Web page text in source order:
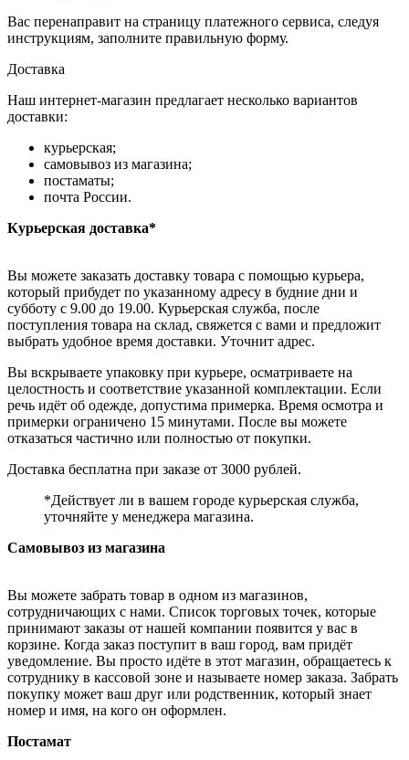
Вас перенаправит на страницу платежного сервиса, следуя
инструкциям, заполните правильную форму.
Доставка
Наш интернет-магазин предлагает несколько вариантов
доставки:
курьерская;
самовывоз из магазина;
постаматы;
почта России.
Курьерская доставка*
Вы можете заказать доставку товара с помощью курьера,
который прибудет по указанному адресу в будние дни и
субботу с 9.00 до 19.00. Курьерская служба, после
поступления товара на склад, свяжется с вами и предложит
выбрать удобное время доставки. Уточнит адрес.
Вы вскрываете упаковку при курьере, осматриваете на
целостность и соответствие указанной комплектации. Если
речь идёт об одежде, допустима примерка. Время осмотра и
примерки ограничено 15 минутами. После вы можете
отказаться частично или полностью от покупки.
Доставка бесплатна при заказе от 3000 рублей.
*Действует ли в вашем городе курьерская служба,
уточняйте у менеджера магазина.
Самовывоз из магазина
Вы можете забрать товар в одном из магазинов,
сотрудничающих с нами. Список торговых точек, которые
принимают заказы от нашей компании появится у вас в
корзине. Когда заказ поступит в ваш город, вам придёт
уведомление. Вы просто идёте в этот магазин, обращаетесь к
сотруднику в кассовой зоне и называете номер заказа. Забрать
покупку может ваш друг или родственник, который знает
номер и имя, на кого он оформлен.
Постамат